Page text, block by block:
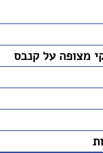
מצופה על קנבס